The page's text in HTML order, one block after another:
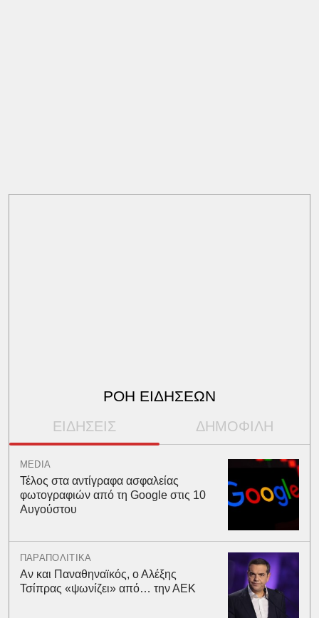
ΡΟΗ ΕΙΔΗΣΕΩΝ
ΕΙΔΗΣΕΙΣ ΔΗΜΟΦΙΛΗ
MEDIA
Τέλος στα αντίγραφα ασφαλείας
φωτογραφιών από τη Google στις 10
Αυγούστου
ΠΑΡΑΠΟΛΙΤΙΚΑ
Αν και Παναθηναϊκός, ο Αλέξης
Τσίπρας «ψωνίζει» από… την ΑΕΚ